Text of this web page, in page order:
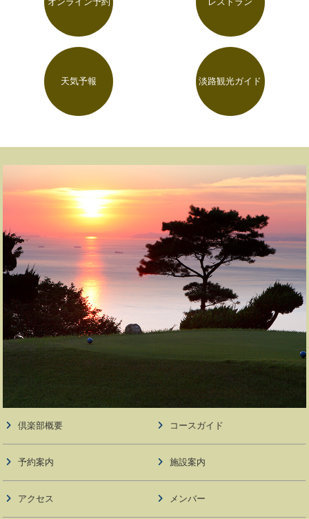
天気予報 淡路観光ガイド
倶楽部概要 コースガイド
予約案内 施設案内
アクセス メンバー